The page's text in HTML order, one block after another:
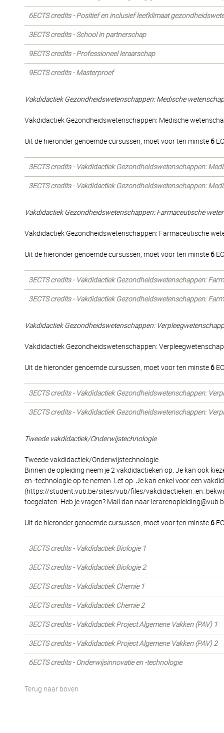
6ECTS credits - Positief en inclusief leefklimaat
3ECTS credits - School in partnerschap
9ECTS credits - Professioneel leraarschap
9ECTS credits - Masterproef
Vakdidactiek Gezondheidswetenschappen: Medische
Vakdidactiek Gezondheidswetenschappen: Medische
Uit de hieronder genoemde cursussen, moet voor ten minste6
3ECTS credits - Vakdidactiek Gezondheidswetenschappen:
3ECTS credits - Vakdidactiek Gezondheidswetenschappen:
Vakdidactiek Gezondheidswetenschappen: Farmaceutische
Vakdidactiek Gezondheidswetenschappen: Farmaceutische
Uit de hieronder genoemde cursussen, moet voor ten minste6
3ECTS credits - Vakdidactiek Gezondheidswetenschappen:
3ECTS credits - Vakdidactiek Gezondheidswetenschappen:
Vakdidactiek Gezondheidswetenschappen:
Vakdidactiek Gezondheidswetenschappen:
Uit de hieronder genoemde cursussen, moet voor ten minste6
3ECTS credits - Vakdidactiek Gezondheidswetenschappen:
3ECTS credits - Vakdidactiek Gezondheidswetenschappen:
Tweede vakdidactiek/Onderwijstechnologie
Tweede vakdidactiek/Onderwijstechnologie
Binnen de opleiding neem je 2 vakdidactieken op. Je kan ook
en -technologie op te nemen. Let op: Je kan enkel voor een
(https://student.vub.be/sites/vub/files/
toegelaten. Heb je vragen? Mail dan naar
Uit de hieronder genoemde cursussen, moet voor ten minste6
3ECTS credits - Vakdidactiek Biologie 1
3ECTS credits - Vakdidactiek Biologie 2
3ECTS credits - Vakdidactiek Chemie 1
3ECTS credits - Vakdidactiek Chemie 2
3ECTS credits - Vakdidactiek Project Algemene Vakken (PAV) 1
3ECTS credits - Vakdidactiek Project Algemene Vakken (PAV) 2
6ECTS credits - Onderwijsinnovatie en -technologie
Terug naar boven